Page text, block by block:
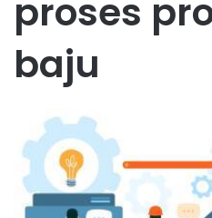
proses
baju